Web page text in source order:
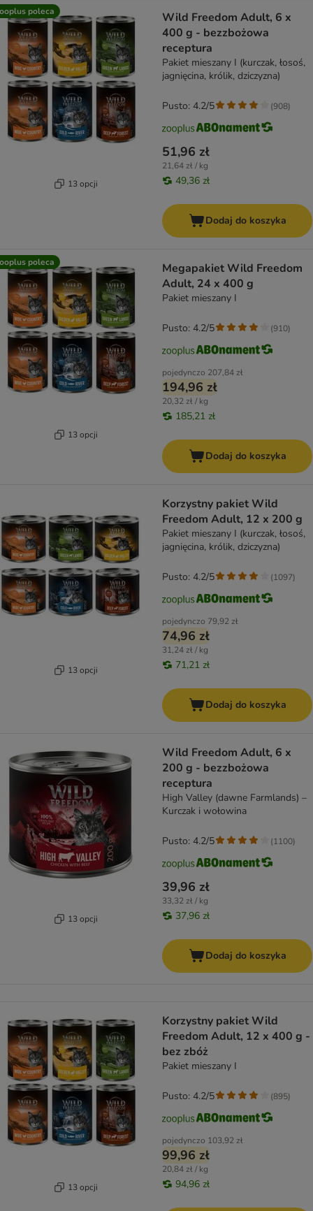
poleca
13 opcji
Wild Freedom Adult, 6 x
400 g - bezzbożowa
receptura
Pakiet mieszany I (kurczak, łosoś,
jagnięcina, królik, dziczyzna)
51,96 zł
21,64 zł / kg
49,36 zł
Pusto: 4.2/5 (908)
Dodaj do koszyka
poleca
13 opcji
Megapakiet Wild Freedom
Adult, 24 x 400 g
Pakiet mieszany I
pojedynczo 207,84 zł
194,96 zł
20,32 zł / kg
185,21 zł
Pusto: 4.2/5 (910)
Dodaj do koszyka
13 opcji
Korzystny pakiet Wild
Freedom Adult, 12 x 200 g
Pakiet mieszany I (kurczak, łosoś,
jagnięcina, królik, dziczyzna)
pojedynczo 79,92 zł
74,96 zł
31,24 zł / kg
71,21 zł
Pusto: 4.2/5 (1097)
Dodaj do koszyka
13 opcji
Wild Freedom Adult, 6 x
200 g - bezzbożowa
receptura
High Valley (dawne Farmlands) –
Kurczak i wołowina
39,96 zł
33,32 zł / kg
37,96 zł
Pusto: 4.2/5 (1100)
Dodaj do koszyka
13 opcji
Korzystny pakiet Wild
Freedom Adult, 12 x 400 g -
bez zbóż
Pakiet mieszany I
pojedynczo 103,92 zł
99,96 zł
20,84 zł / kg
94,96 zł
Pusto: 4.2/5 (895)